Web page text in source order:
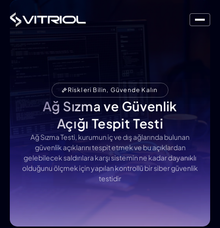
Riskleri Bilin, Güvende Kalın
Ağ Sızma ve Güvenlik
Açığı Tespit Testi
Ağ Sızma Testi, kurumun iç ve dış ağlarında bulunan
güvenlik açıklarını tespit etmek ve bu açıklardan
gelebilecek saldırılara karşı sistemin ne kadar dayanıklı
olduğunu ölçmek için yapılan kontrollü bir siber güvenlik
testidir